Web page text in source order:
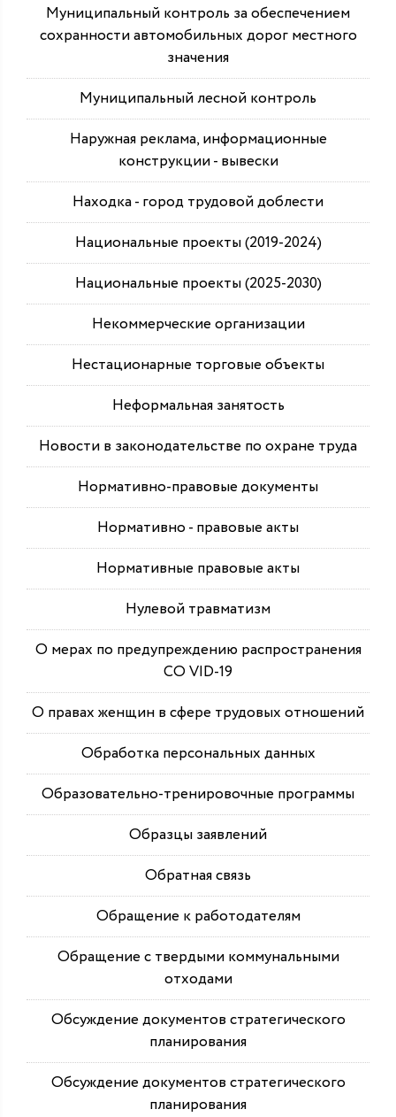
Муниципальный контроль за обеспечением
сохранности автомобильных дорог местного
значения
Муниципальный лесной контроль
Наружная реклама, информационные
конструкции - вывески
Находка - город трудовой доблести
Национальные проекты (2019-2024)
Национальные проекты (2025-2030)
Некоммерческие организации
Нестационарные торговые объекты
Неформальная занятость
Новости в законодательстве по охране труда
Нормативно-правовые документы
Нормативно - правовые акты
Нормативные правовые акты
Нулевой травматизм
О мерах по предупреждению распространения
СО VID-19
О правах женщин в сфере трудовых отношений
Обработка персональных данных
Образовательно-тренировочные программы
Образцы заявлений
Обратная связь
Обращение к работодателям
Обращение с твердыми коммунальными
отходами
Обсуждение документов стратегического
планирования
Обсуждение документов стратегического
планирования